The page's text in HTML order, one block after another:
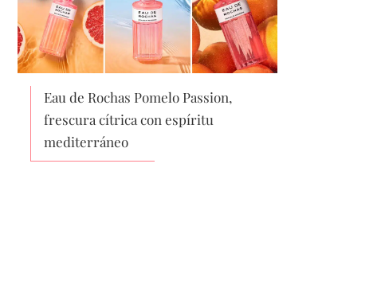
Eau de Rochas Pomelo Passion,
frescura cítrica con espíritu
mediterráneo